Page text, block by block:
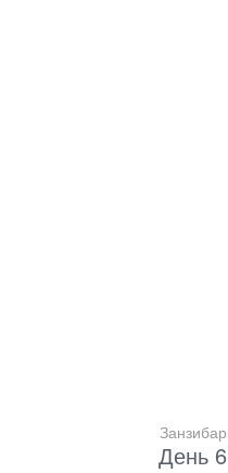
Занзибар
День 6